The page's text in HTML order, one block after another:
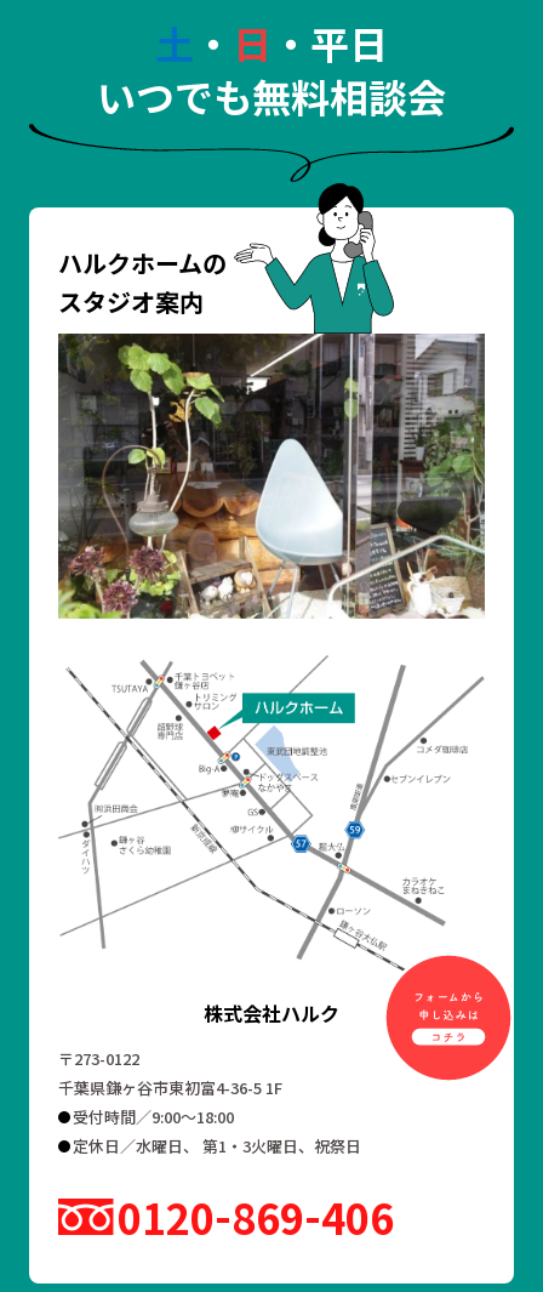
土 ・ 日 ・平日
いつでも無料相談会
ハルクホームの
スタジオ案内
株式会社ハルク
〒273-0122
千葉県鎌ヶ谷市東初富4-36-5 1F
受付時間／9:00～18:00
定休日／水曜日、 第1・3火曜日、祝祭日
0120 869 406